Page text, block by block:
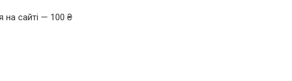
на сайті — 100 ₴